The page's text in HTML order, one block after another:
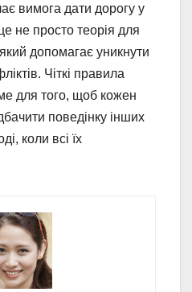
вимога дати дорогу у
не просто теорія для
допомагає уникнути
Чіткі правила
для того, щоб кожен
поведінку інших
коли всі їх